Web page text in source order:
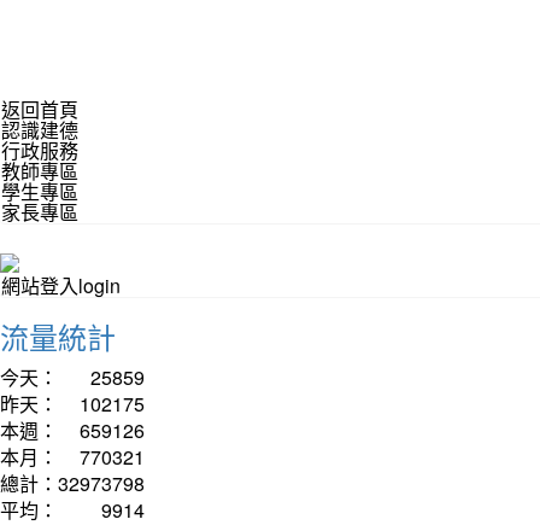
返回首頁
認識建德
行政服務
教師專區
學生專區
家長專區
網站登入login
流量統計
今天：
25859
昨天：
102175
本週：
659126
本月：
770321
總計： 32973798
平均：
9914